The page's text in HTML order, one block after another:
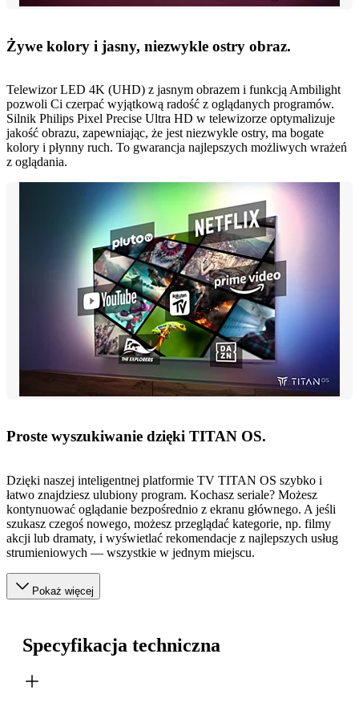
Żywe kolory i jasny, niezwykle ostry obraz.
Telewizor LED 4K (UHD) z jasnym obrazem i funkcją Ambilight
pozwoli Ci czerpać wyjątkową radość z oglądanych programów.
Silnik Philips Pixel Precise Ultra HD w telewizorze optymalizuje
jakość obrazu, zapewniając, że jest niezwykle ostry, ma bogate
kolory i płynny ruch. To gwarancja najlepszych możliwych wrażeń
z oglądania.
Proste wyszukiwanie dzięki TITAN OS.
Dzięki naszej inteligentnej platformie TV TITAN OS szybko i
łatwo znajdziesz ulubiony program. Kochasz seriale? Możesz
kontynuować oglądanie bezpośrednio z ekranu głównego. A jeśli
szukasz czegoś nowego, możesz przeglądać kategorie, np. filmy
akcji lub dramaty, i wyświetlać rekomendacje z najlepszych usług
strumieniowych — wszystkie w jednym miejscu.
Pokaż więcej
Specyfikacja techniczna